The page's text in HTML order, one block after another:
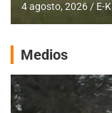
4 agosto, 2026 E-
Medios